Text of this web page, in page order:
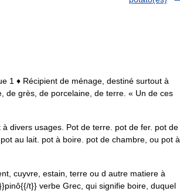
1 ♦ Récipient de ménage, destiné surtout à
de grès, de porcelaine, de terre. « Un de ces
divers usages. Pot de terre. pot de fer. pot de
au lait. pot à boire. pot de chambre, ou pot à
cuyvre, estain, terre ou d autre matiere à
t}} verbe Grec, qui signifie boire, duquel